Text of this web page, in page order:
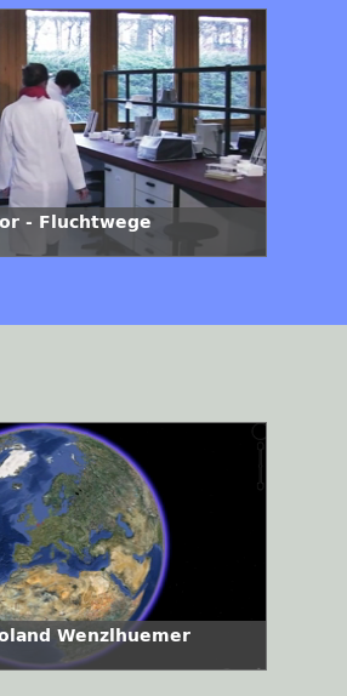
- Fluchtwege
Wenzlhuemer